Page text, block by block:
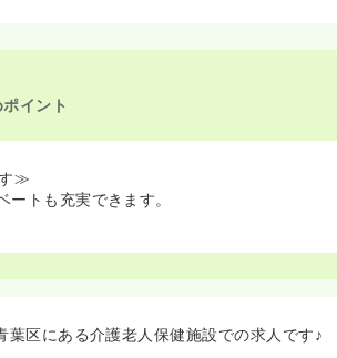
イント
≫
トも充実できます。
区にある介護老人保健施設での求人です♪